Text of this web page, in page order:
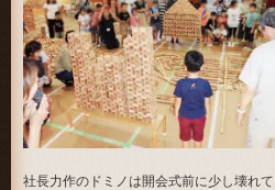
社長力作のドミノは開会式前に少し壊れ